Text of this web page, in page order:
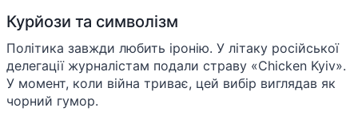
Курйози та символізм
Політика завжди любить іронію. У літаку російської
делегації журналістам подали страву «Chicken Kyiv».
У момент, коли війна триває, цей вибір виглядав як
чорний гумор.